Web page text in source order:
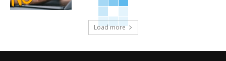
Load more